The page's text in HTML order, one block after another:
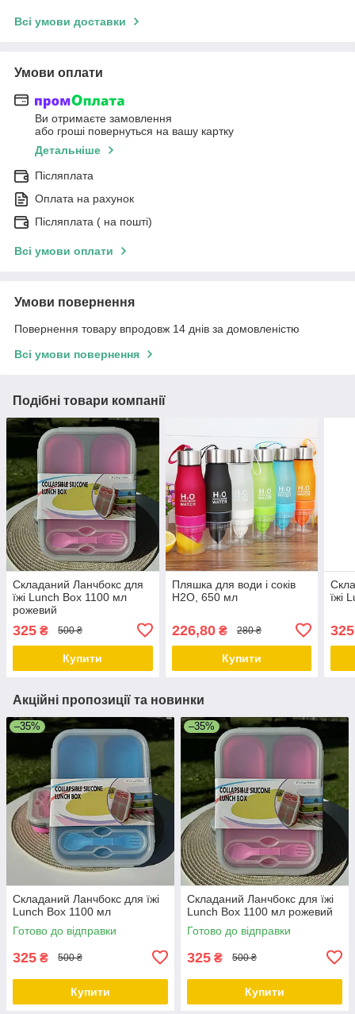
Всі умови доставки
Умови оплати
Ви отримаєте замовлення
або гроші повернуться на вашу картку
Детальніше
Післяплата
Оплата на рахунок
Післяплата ( на пошті)
Всі умови оплати
Умови повернення
Повернення товару впродовж 14 днів за домовленістю
Всі умови повернення
Подібні товари компанії
Складаний Ланчбокс для
їжі Lunch Box 1100 мл
рожевий
325 ₴ 500 ₴
Купити
Пляшка для води і соків
H2O, 650 мл
226,80₴ 280 ₴
Купити
їжі
325
Акційні пропозиції та новинки
–35%
Складаний Ланчбокс для їжі
Lunch Box 1100 мл
Готово до відправки
325 ₴ 500 ₴
Купити
–35%
Складаний Ланчбокс для їжі
Lunch Box 1100 мл рожевий
Готово до відправки
325 ₴ 500 ₴
Купити